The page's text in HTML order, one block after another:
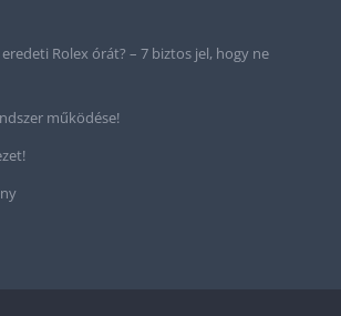
Rolex órát? – 7 biztos jel, hogy ne
működése!